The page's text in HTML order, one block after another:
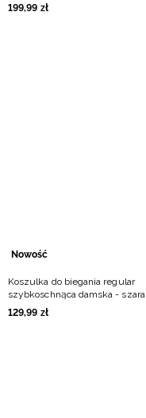
199,99 zł
Nowość
Koszulka do biegania regular
szybkoschnąca damska - szara
129,99 zł